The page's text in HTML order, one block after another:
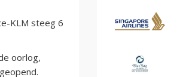
KLM steeg 6
oorlog,